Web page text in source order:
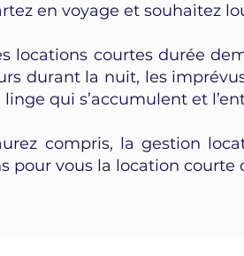
en voyage et souhaitez
locations courtes durée
durant la nuit, les
linge qui s’accumulent et
compris, la gestion
pour vous la location courte